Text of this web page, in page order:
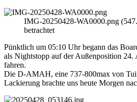
IMG-20250428-WA0000.png
betrachtet
Pünktlich um 05:10 Uhr begann das
als Nightstopp auf der Außenposition
fahren.
Die D-AMAH, eine 737-800max von
Lackierung brachte uns heute Morgen